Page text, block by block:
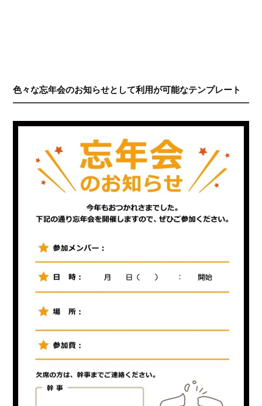
色々な忘年会のお知らせとして利用が可能なテンプレート